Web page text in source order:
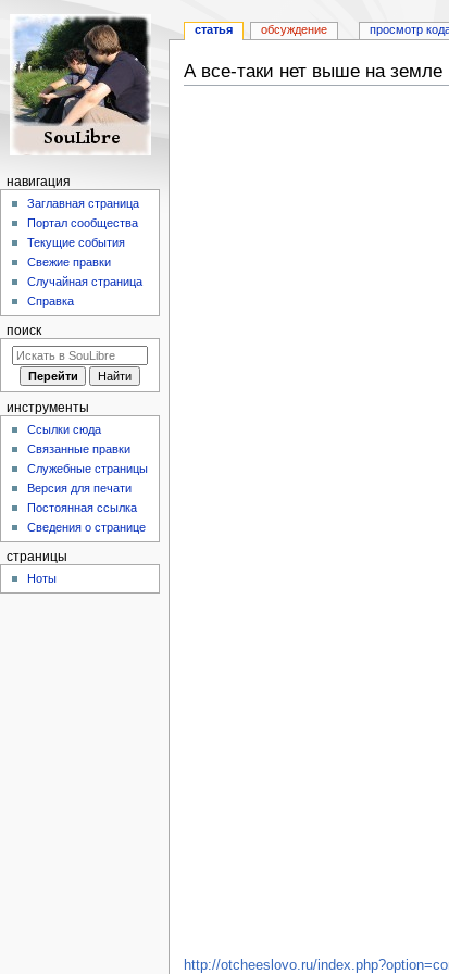
А все-таки нет выше на
http://otcheeslovo.ru/
статья обсуждение просмотр
навигация
Заглавная страница
Портал сообщества
Текущие события
Свежие правки
Случайная страница
Справка
поиск
инструменты
Ссылки сюда
Связанные правки
Служебные страницы
Версия для печати
Постоянная ссылка
Сведения о странице
страницы
Ноты